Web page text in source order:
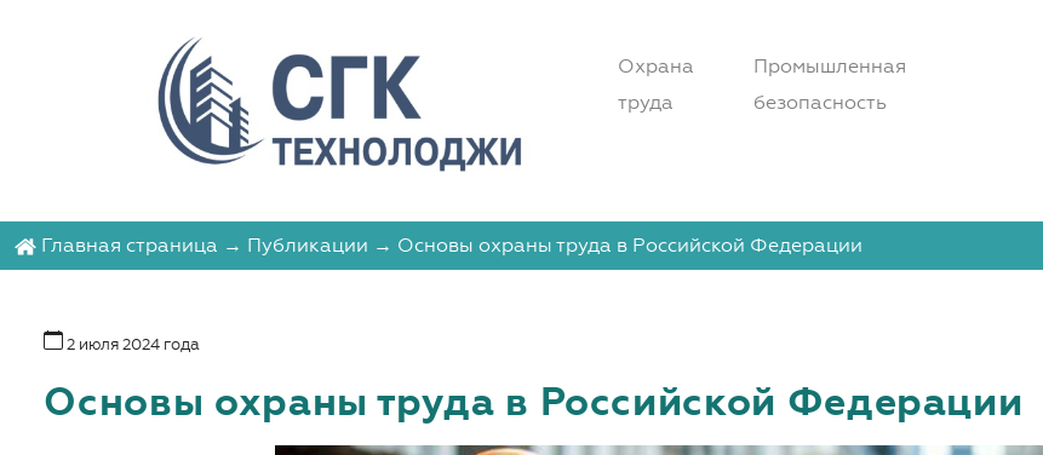
Охрана
труда
Промышленная
безопасность
Главная страница → Публикации → Основы охраны труда в Российской Федерации
2 июля 2024 года
Основы охраны труда в Российской Федерации